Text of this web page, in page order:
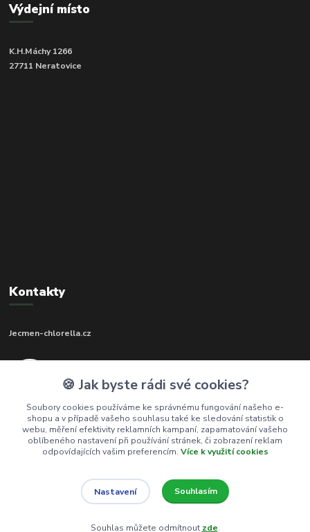
Výdejní místo
K.H.Máchy 1266
27711 Neratovice
Kontakty
Jecmen-chlorella.cz
(Po-Pá, 9-17 hod.)
info@jecmen-chlorella.cz
🍪 Jak byste rádi své cookies?
Soubory cookies používáme ke správnému fungování našeho e-
shopu a v případě vašeho souhlasu také ke sledování statistik o
webu, měření efektivity reklamních kampaní, zapamatování vašeho
oblíbeného nastavení při používání stránek, či zobrazení reklam
odpovídajících vašim preferencím. Více k využití cookies
Nastavení Souhlasím
Souhlas můžete odmítnout zde.